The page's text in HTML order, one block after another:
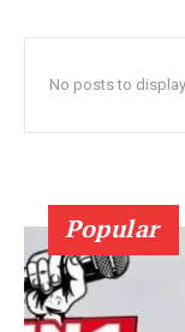
No posts to display
Popular